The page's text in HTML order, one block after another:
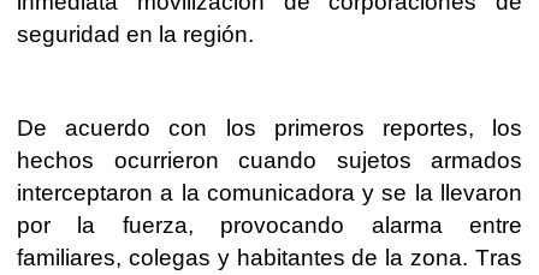
seguridad en la región.
De acuerdo con los primeros reportes, los
hechos ocurrieron cuando sujetos armados
interceptaron a la comunicadora y se la llevaron
por la fuerza, provocando alarma entre
familiares, colegas y habitantes de la zona. Tras